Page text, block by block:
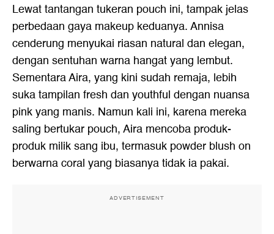
Lewat tantangan tukeran pouch ini, tampak jelas
perbedaan gaya makeup keduanya. Annisa
cenderung menyukai riasan natural dan elegan,
dengan sentuhan warna hangat yang lembut.
Sementara Aira, yang kini sudah remaja, lebih
suka tampilan fresh dan youthful dengan nuansa
pink yang manis. Namun kali ini, karena mereka
saling bertukar pouch, Aira mencoba produk-
produk milik sang ibu, termasuk powder blush on
berwarna coral yang biasanya tidak ia pakai.
ADVERTISEMENT